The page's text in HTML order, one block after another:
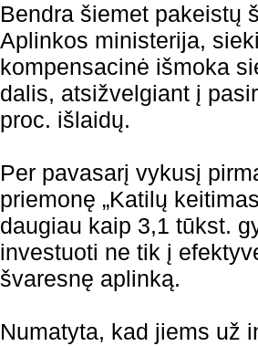
Bendra šiemet pakeistų
Aplinkos ministerija,
kompensacinė išmoka
dalis, atsižvelgiant į
proc. išlaidų.
Per pavasarį vykusį
priemonę „Katilų
daugiau kaip 3,1 tūkst.
investuoti ne tik į
švaresnę aplinką.
Numatyta, kad jiems už